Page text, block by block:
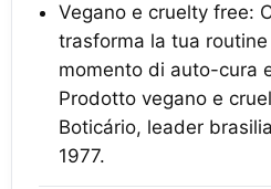
Vegano e cruelty free:
trasforma la tua
momento di auto-cura
Prodotto vegano e
Boticário, leader
1977.